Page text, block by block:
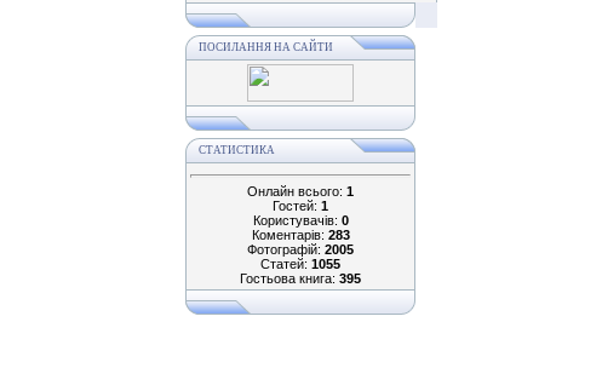
ПОСИЛАННЯ НА САЙТИ
СТАТИСТИКА
Онлайн всього: 1
Гостей: 1
Користувачів: 0
Коментарів: 283
Фотографій: 2005
Статей: 1055
Гостьова книга: 395